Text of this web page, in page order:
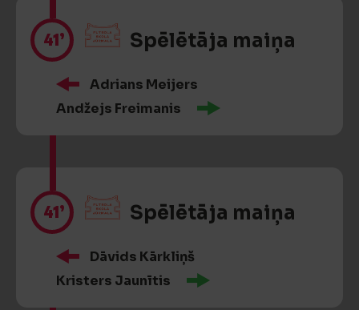
41’ Spēlētāja maiņa
Adrians Meijers
Andžejs Freimanis
41’ Spēlētāja maiņa
Dāvids Kārkliņš
Kristers Jaunītis